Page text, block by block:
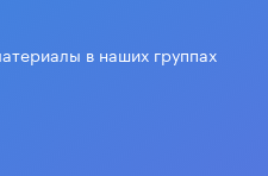
в наших группах